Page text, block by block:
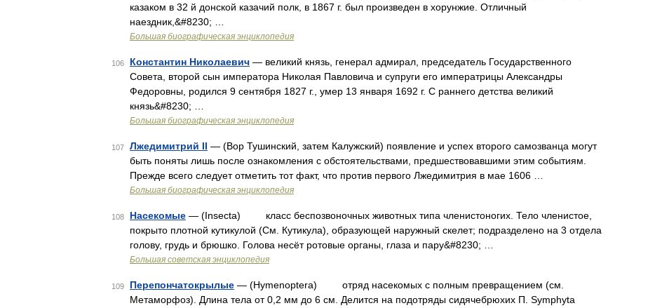
казаком в 32 й донской казачий полк, в 1867 г. был произведен в хорунжие. Отличный
наездник,&#8230; …
Большая биографическая энциклопедия
106 Константин Николаевич — великий князь, генерал адмирал, председатель Государственного
Совета, второй сын императора Николая Павловича и супруги его императрицы Александры
Федоровны, родился 9 сентября 1827 г., умер 13 января 1692 г. С раннего детства великий
князь&#8230; …
Большая биографическая энциклопедия
107 Лжедимитрий II — (Вор Тушинский, затем Калужский) появление и успех второго самозванца могут
быть поняты лишь после ознакомления с обстоятельствами, предшествовавшими этим событиям.
Прежде всего следует отметить тот факт, что против первого Лжедимитрия в мае 1606 …
Большая биографическая энциклопедия
108 Насекомые — (Insecta) класс беспозвоночных животных типа членистоногих. Тело членистое,
покрыто плотной кутикулой (См. Кутикула), образующей наружный скелет; подразделено на 3 отдела
голову, грудь и брюшко. Голова несёт ротовые органы, глаза и пару&#8230; …
Большая советская энциклопедия
109 Перепончатокрылые — (Hymenoptera) отряд насекомых с полным превращением (см.
Метаморфоз). Длина тела от 0,2 мм до 6 см. Делится на подотряды сидячебрюхих П. Symphyta